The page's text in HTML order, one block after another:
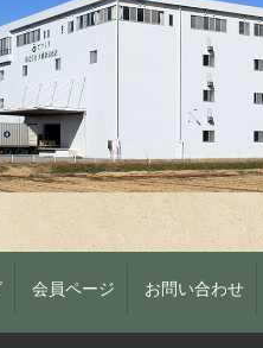
会員ページ お問い合わせ